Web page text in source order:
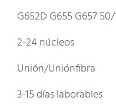
G652D G655 G657
2-24 núcleos
Unión/Uniónfibra
3-15 días laborables